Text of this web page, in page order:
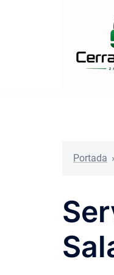
Portada